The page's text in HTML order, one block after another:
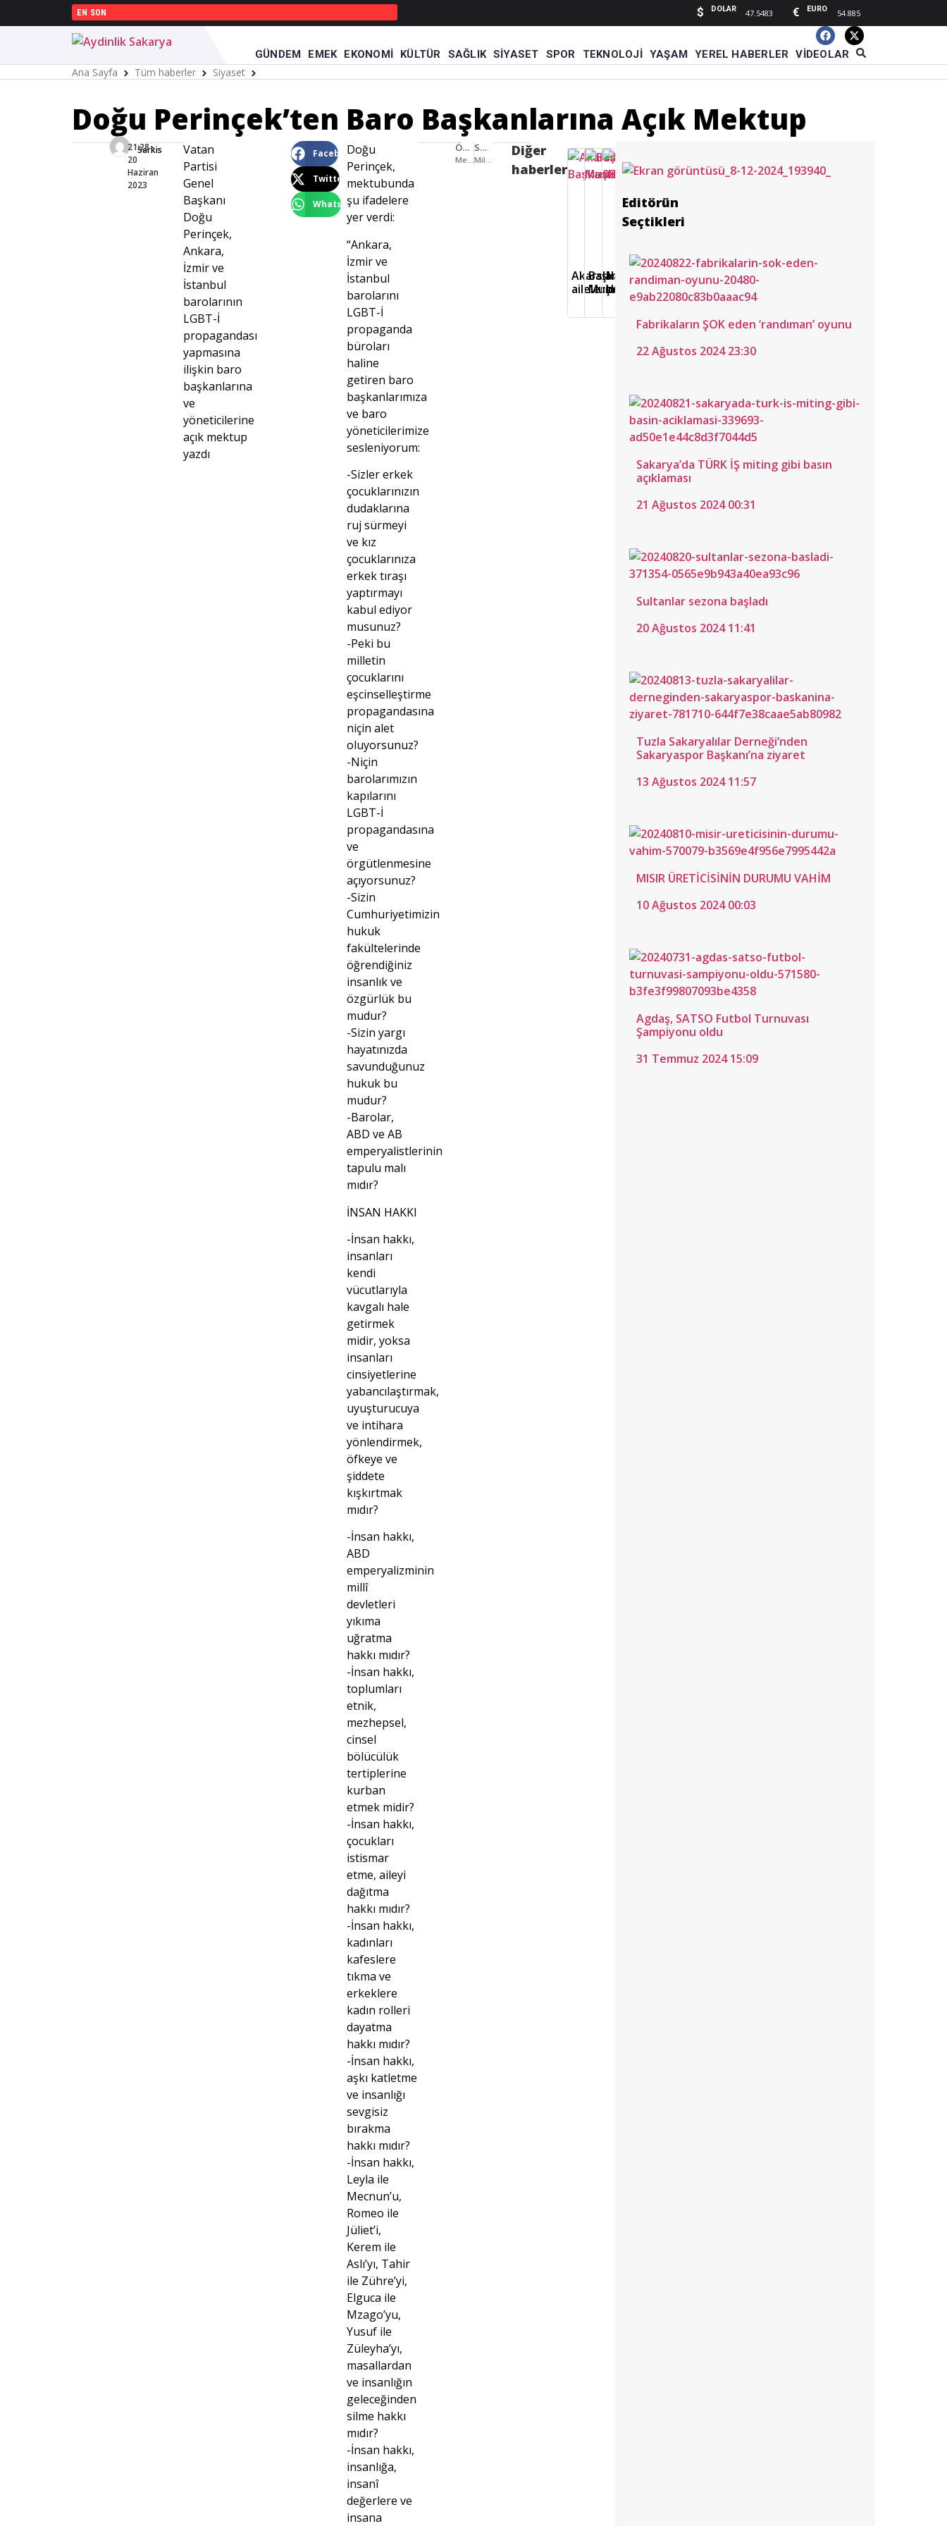
EN SON $ DOLAR 47.5483 € EURO 54.885
GÜNDEM EMEK EKONOMI KÜLTÜR SAĞLIK SIYASET SPOR TEKNOLOJI YAŞAM YEREL HABERLER VIDEOLAR
Ana Sayfa Tüm haberler Siyaset
Doğu Perinçek’ten Baro Başkanlarına Açık Mektup
Sarkis
21:28 -
20
Haziran
2023
Vatan
Partisi
Genel
Başkanı
Doğu
Perinçek,
Ankara,
İzmir ve
İstanbul
barolarının
LGBT-İ
propagandası
yapmasına
ilişkin baro
başkanlarına
ve
yöneticilerine
açık mektup
yazdı
Facebook
Twitter
WhatsApp
Doğu
Perinçek,
mektubunda
şu ifadelere
yer verdi:
“Ankara,
İzmir ve
İstanbul
barolarını
LGBT-İ
propaganda
büroları
haline
getiren baro
başkanlarımıza
ve baro
yöneticilerimize
sesleniyorum:
-Sizler erkek
çocuklarınızın
dudaklarına
ruj sürmeyi
ve kız
çocuklarınıza
erkek tıraşı
yaptırmayı
kabul ediyor
musunuz?
-Peki bu
milletin
çocuklarını
eşcinselleştirme
propagandasına
niçin alet
oluyorsunuz?
-Niçin
barolarımızın
kapılarını
LGBT-İ
propagandasına
ve
örgütlenmesine
açıyorsunuz?
-Sizin
Cumhuriyetimizin
hukuk
fakültelerinde
öğrendiğiniz
insanlık ve
özgürlük bu
mudur?
-Sizin yargı
hayatınızda
savunduğunuz
hukuk bu
mudur?
-Barolar,
ABD ve AB
emperyalistlerinin
tapulu malı
mıdır?
İNSAN HAKKI
-İnsan hakkı,
insanları
kendi
vücutlarıyla
kavgalı hale
getirmek
midir, yoksa
insanları
cinsiyetlerine
yabancılaştırmak,
uyuşturucuya
ve intihara
yönlendirmek,
öfkeye ve
şiddete
kışkırtmak
mıdır?
-İnsan hakkı,
ABD
emperyalizminin
millî
devletleri
yıkıma
uğratma
hakkı mıdır?
-İnsan hakkı,
toplumları
etnik,
mezhepsel,
cinsel
bölücülük
tertiplerine
kurban
etmek midir?
-İnsan hakkı,
çocukları
istismar
etme, aileyi
dağıtma
hakkı mıdır?
-İnsan hakkı,
kadınları
kafeslere
tıkma ve
erkeklere
kadın rolleri
dayatma
hakkı mıdır?
-İnsan hakkı,
aşkı katletme
ve insanlığı
sevgisiz
bırakma
hakkı mıdır?
-İnsan hakkı,
Leyla ile
Mecnun’u,
Romeo ile
Jüliet’i,
Kerem ile
Aslı’yı, Tahir
ile Zühre’yi,
Elguca ile
Mzago’yu,
Yusuf ile
Züleyha’yı,
masallardan
ve insanlığın
geleceğinden
silme hakkı
mıdır?
-İnsan hakkı,
insanlığa,
insanî
değerlere ve
insana
ÖNCEKI HABER
Melisa Bülbül’den Sakarya Milletvekillerine ziyaret
SONRAKI HABER
Milletvekili Bayraktar’dan ‘Babalar Günü’ jesti
Diğer
haberler
Akarslanlar Tur’dan şehit ve gazi
ailelerine anlamlı destek
Başkan Karakullukçu’dan Sakarya
Muşlular Derneği’ne ziyaret
Havanur ile Çağatay Han ömür
boyu mutluluğa “Evet” dedi
Editörün
Seçtikleri
Fabrikaların ŞOK eden ‘randıman’ oyunu
22 Ağustos 2024 23:30
Sakarya’da TÜRK İŞ miting gibi basın
açıklaması
21 Ağustos 2024 00:31
Sultanlar sezona başladı
20 Ağustos 2024 11:41
Tuzla Sakaryalılar Derneği’nden
Sakaryaspor Başkanı’na ziyaret
13 Ağustos 2024 11:57
MISIR ÜRETİCİSİNİN DURUMU VAHİM
10 Ağustos 2024 00:03
Agdaş, SATSO Futbol Turnuvası
Şampiyonu oldu
31 Temmuz 2024 15:09